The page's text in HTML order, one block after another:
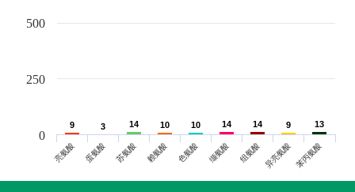
9
9 3
3 14
14 10
10 10
10 14
14 14
14 9
9 13
13
亮氨酸 蛋氨酸 苏氨酸 赖氨酸 色氨酸 缬氨酸 组氨酸 异亮氨酸苯丙氨酸
0
250
500